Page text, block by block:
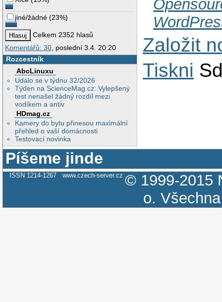
jiné/žádné (23%)
Celkem 2352 hlasů
Komentářů: 30 , poslední 3.4. 20:20
Rozcestník
AbcLinuxu
Událo se v týdnu 32/2026
Týden na ScienceMag.cz: Vylepšený
test nenašel žádný rozdíl mezi
vodíkem a antiv
HDmag.cz
Kamery do bytu přinesou maximální
přehled o vaší domácnosti
Testovací novinka
Založit
Tiskni
Píšeme jinde
ISSN 1214-1267 www.czech-server.cz © 1999-2015
o.